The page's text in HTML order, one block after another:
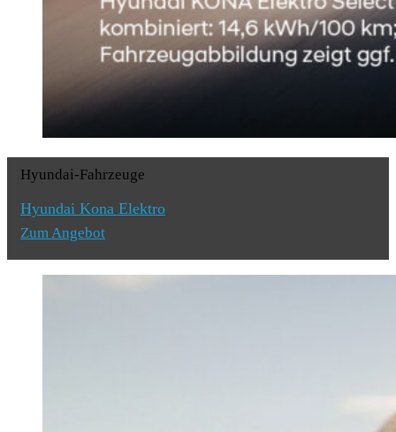
Hyundai-Fahrzeuge
Hyundai Kona Elektro
Zum Angebot